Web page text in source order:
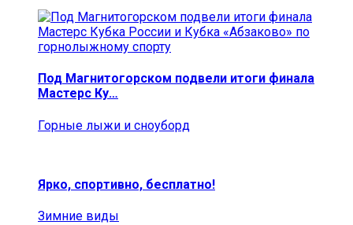
Под Магнитогорском подвели итоги финала
Мастерс Ку…
Горные лыжи и сноуборд
Ярко, спортивно, бесплатно!
Зимние виды